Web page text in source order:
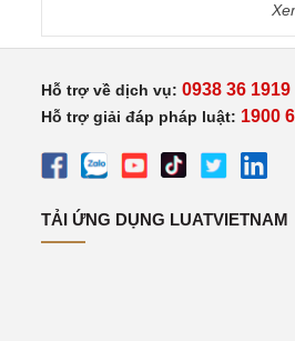
Hỗ trợ về dịch vụ: 0938 36 1919
Hỗ trợ giải đáp pháp luật: 1900
TẢI ỨNG DỤNG LUATVIETNAM